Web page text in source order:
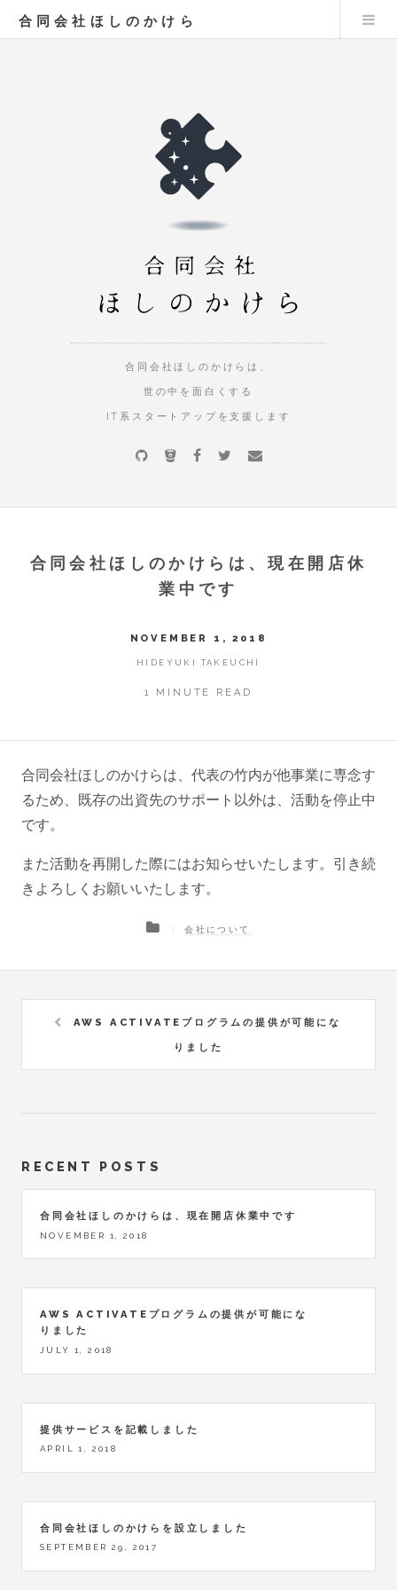
合同会社ほしのかけら
合同会社ほしのかけらは、
世の中を面白くする
IT系スタートアップを支援します
合同会社ほしのかけらは、現在開店休
業中です
NOVEMBER 1, 2018
HIDEYUKI TAKEUCHI
1 MINUTE READ
合同会社ほしのかけらは、代表の竹内が他事業に専念す
るため、既存の出資先のサポート以外は、活動を停止中
です。
また活動を再開した際にはお知らせいたします。引き続
きよろしくお願いいたします。
会社について
AWS ACTIVATEプログラムの提供が可能にな
りました
RECENT POSTS
合同会社ほしのかけらは、現在開店休業中です
NOVEMBER 1, 2018
AWS ACTIVATEプログラムの提供が可能にな
りました
JULY 1, 2018
提供サービスを記載しました
APRIL 1, 2018
合同会社ほしのかけらを設立しました
SEPTEMBER 29, 2017